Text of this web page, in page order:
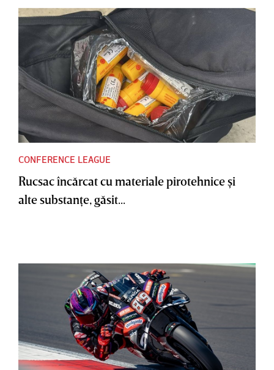
CONFERENCE LEAGUE
Rucsac încărcat cu materiale pirotehnice şi
alte substanţe, găsit...